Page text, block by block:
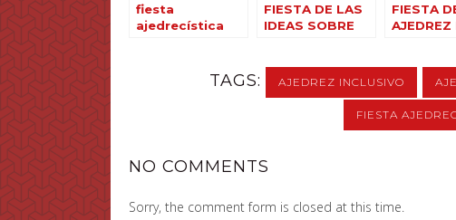
fiesta
ajedrecística
FIESTA DE LAS
IDEAS SOBRE
FIESTA
AJEDREZ
TAGS: AJEDREZ INCLUSIVO
FIESTA
NO COMMENTS
Sorry, the comment form is closed at this time.